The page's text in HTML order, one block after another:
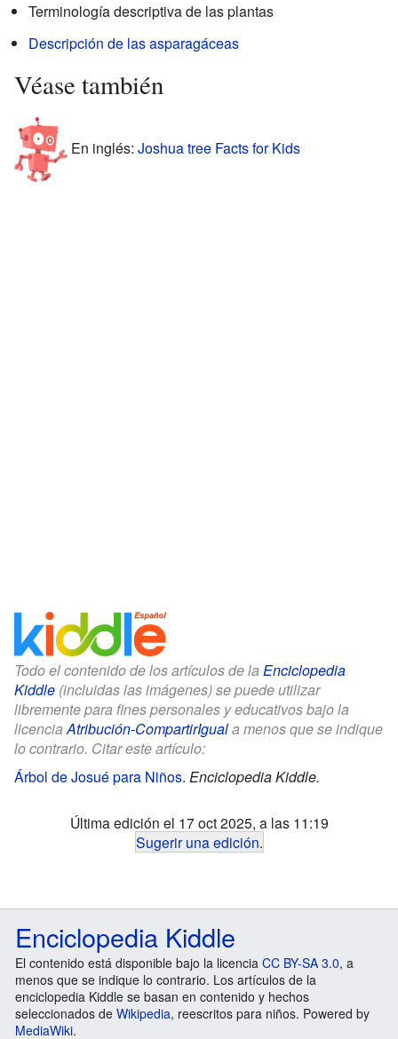
Terminología descriptiva de las plantas
Descripción de las asparagáceas
Véase también
En inglés: Joshua tree Facts for Kids
Todo el contenido de los artículos de la Enciclopedia
Kiddle (incluidas las imágenes) se puede utilizar
libremente para fines personales y educativos bajo la
licenciaAtribución-CompartirIguala menos que se indique
lo contrario. Citar este artículo:
Árbol de Josué para Niños. Enciclopedia Kiddle.
Última edición el 17 oct 2025, a las 11:19
Sugerir una edición.
Enciclopedia Kiddle
El contenido está disponible bajo la licencia CC BY-SA 3.0, a
menos que se indique lo contrario. Los artículos de la
enciclopedia Kiddle se basan en contenido y hechos
seleccionados de Wikipedia, reescritos para niños. Powered by
MediaWiki.